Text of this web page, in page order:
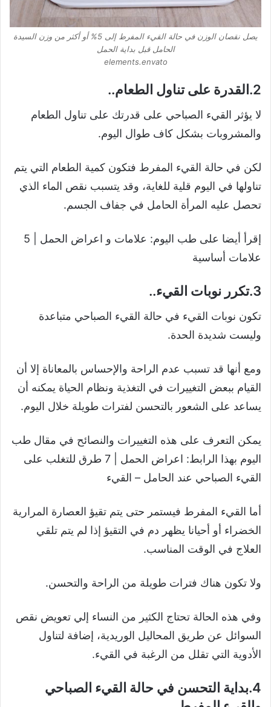
يصل نقصان الوزن في حالة القيء المفرط إلى 5% أو أكثر من وزن السيدة
الحامل قبل بداية الحمل
elements.envato
2.القدرة على تناول الطعام..
لا يؤثر القيء الصباحي على قدرتك على تناول الطعام
والمشروبات بشكل كاف طوال اليوم.
لكن في حالة القيء المفرط فتكون كمية الطعام التي يتم
تناولها في اليوم قلية للغاية، وقد يتسبب نقص الماء الذي
تحصل عليه المرأة الحامل في جفاف الجسم.
إقرأ أيضا على طب اليوم: علامات و اعراض الحمل | 5
علامات أساسية
3.تكرر نوبات القيء..
تكون نوبات القيء في حالة القيء الصباحي متباعدة
وليست شديدة الحدة.
ومع أنها قد تسبب عدم الراحة والإحساس بالمعاناة إلا أن
القيام ببعض التغييرات في التغذية ونظام الحياة يمكنه أن
يساعد على الشعور بالتحسن لفترات طويلة خلال اليوم.
يمكن التعرف على هذه التغييرات والنصائح في مقال طب
اليوم بهذا الرابط: اعراض الحمل | 7 طرق للتغلب على
القيء الصباحي عند الحامل – القيء
أما القيء المفرط فيستمر حتى يتم تقيؤ العصارة المرارية
الخضراء أو أحيانا يظهر دم في التقيؤ إذا لم يتم تلقي
العلاج في الوقت المناسب.
ولا تكون هناك فترات طويلة من الراحة والتحسن.
وفي هذه الحالة تحتاج الكثير من النساء إلي تعويض نقص
السوائل عن طريق المحاليل الوريدية، إضافة لتناول
الأدوية التي تقلل من الرغبة في القيء.
4.بداية التحسن في حالة القيء الصباحي